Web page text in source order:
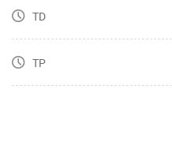
TD
TP